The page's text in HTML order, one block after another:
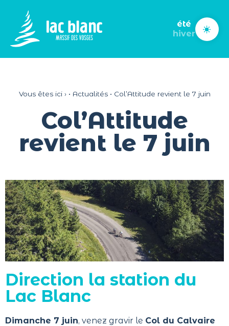
été
hiver
Vous êtes ici › • Actualités• Col’Attitude revient le 7 juin
Col’Attitude
revient le 7 juin
Direction la station du
Lac Blanc
Dimanche 7 juin, venez gravir le Col du Calvaire